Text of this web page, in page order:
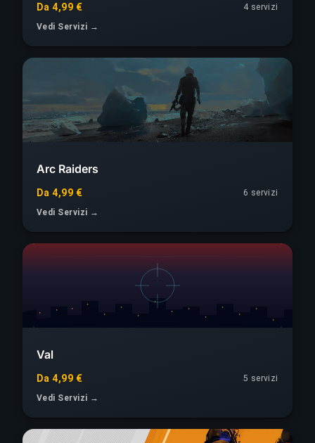
Da 4,99 € 4 servizi
Vedi Servizi →
Arc Raiders
Da 4,99 € 6 servizi
Vedi Servizi →
Val
Da 4,99 € 5 servizi
Vedi Servizi →